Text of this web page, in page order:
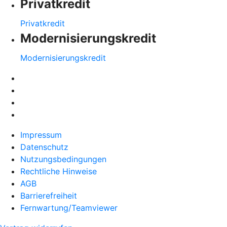
Privatkredit
Privatkredit
Modernisierungskredit
Modernisierungskredit
Impressum
Datenschutz
Nutzungsbedingungen
Rechtliche Hinweise
AGB
Barrierefreiheit
Fernwartung/Teamviewer